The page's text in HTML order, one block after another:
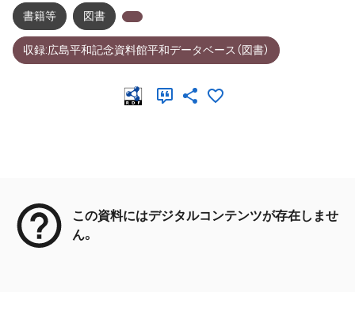
書籍等 図書
収録:広島平和記念資料館平和データベース（図書）
この資料にはデジタルコンテンツが存在しませ
ん。